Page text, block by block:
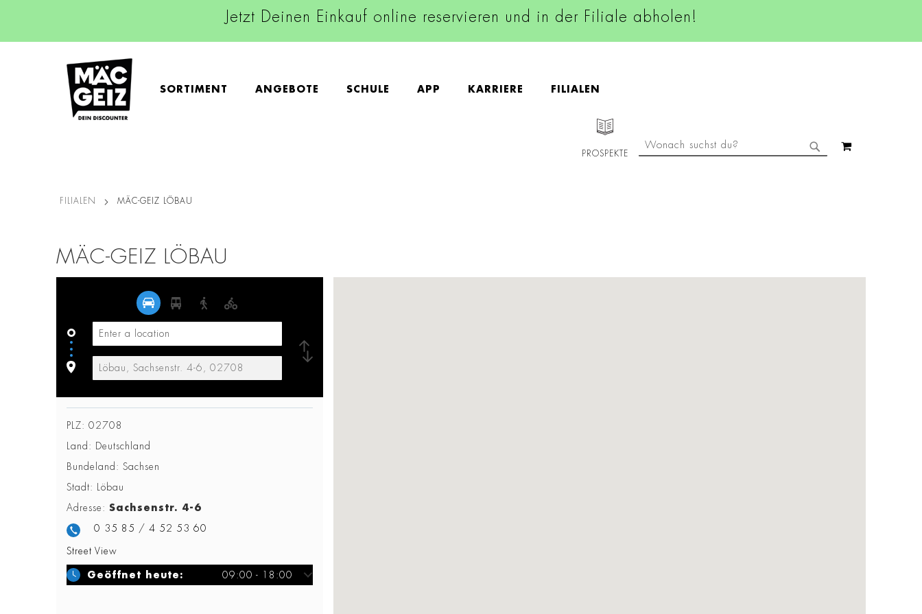
Jetzt Deinen Einkauf online reservieren und in der Filiale abholen!
SORTIMENT ANGEBOTE SCHULE APP KARRIERE FILIALEN
PROSPEKTE
SUCHE
FILIALEN MÄC-GEIZ LÖBAU
MÄC-GEIZ LÖBAU
PLZ: 02708
Land: Deutschland
Bundeland: Sachsen
Stadt: Löbau
Adresse: Sachsenstr. 4-6
0 35 85 / 4 52 53 60
Street View
Geöffnet heute: 09:00 - 18:00